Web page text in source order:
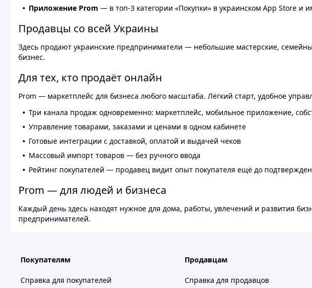
Приложение Prom — в топ-3 категории «Покупки» в украинском App Store и
Продавцы со всей Украины
Здесь продают украинские предприниматели — небольшие мастерские,
бизнес.
Для тех, кто продаёт онлайн
Prom — маркетплейс для бизнеса любого масштаба. Лёгкий старт, удобное
Три канала продаж одновременно: маркетплейс, мобильное приложение,
Управление товарами, заказами и ценами в одном кабинете
Готовые интеграции с доставкой, оплатой и выдачей чеков
Массовый импорт товаров — без ручного ввода
Рейтинг покупателей — продавец видит опыт покупателя ещё до
Prom — для людей и бизнеса
Каждый день здесь находят нужное для дома, работы, увлечений и развития
предпринимателей.
Покупателям
Справка для покупателей
Продавцам
Справка для продавцов